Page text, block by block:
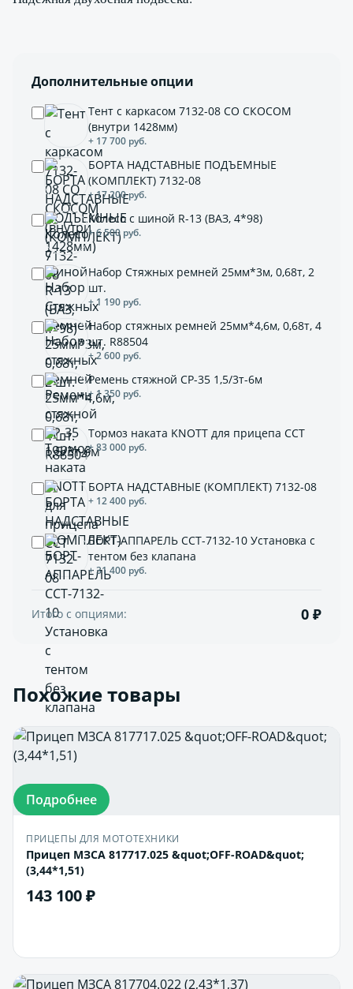
Дополнительные опции
Тент с каркасом 7132-08 СО СКОСОМ
(внутри 1428мм)
+ 17 700 руб.
БОРТА НАДСТАВНЫЕ ПОДЪЕМНЫЕ
(КОМПЛЕКТ) 7132-08
+ 17 200 руб.
Колесо с шиной R-13 (ВАЗ, 4*98)
+ 6 500 руб.
Набор Стяжных ремней 25мм*3м, 0,68т, 2
шт.
+ 1 190 руб.
Набор стяжных ремней 25мм*4,6м, 0,68т, 4
шт. R88504
+ 2 600 руб.
Ремень стяжной СР-35 1,5/3т-6м
+ 1 350 руб.
Тормоз наката KNOTT для прицепа ССТ
+ 83 000 руб.
БОРТА НАДСТАВНЫЕ (КОМПЛЕКТ) 7132-08
+ 12 400 руб.
БОРТ-АППАРЕЛЬ ССТ-7132-10 Установка с
тентом без клапана
+ 31 400 руб.
Итого с опциями: 0 ₽
Похожие товары
Подробнее
ПРИЦЕПЫ ДЛЯ МОТОТЕХНИКИ
Прицеп МЗСА 817717.025 &quot;OFF-ROAD&quot;
(3,44*1,51)
143 100 ₽